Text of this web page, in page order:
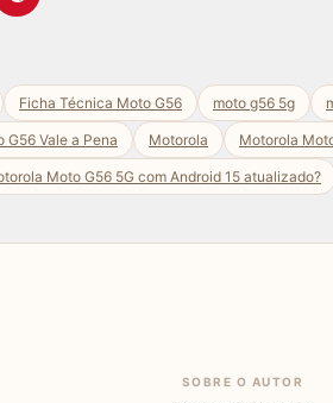
Ficha Técnica Moto G56 moto g56 5g
G56 Vale a Pena Motorola Motorola
Moto G56 5G com Android 15 atualizado?
SOBRE O AUTOR